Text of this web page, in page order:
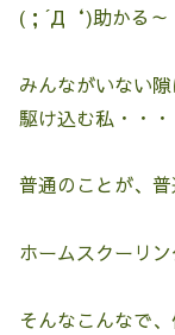
(；´Д‘)助かる～
みんながいない
駆け込む私・・・
普通のことが、普
ホームスクーリン
そんなこんなで